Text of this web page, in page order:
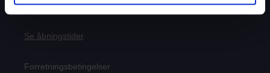
Se åbningstider
Forretningsbetingelser